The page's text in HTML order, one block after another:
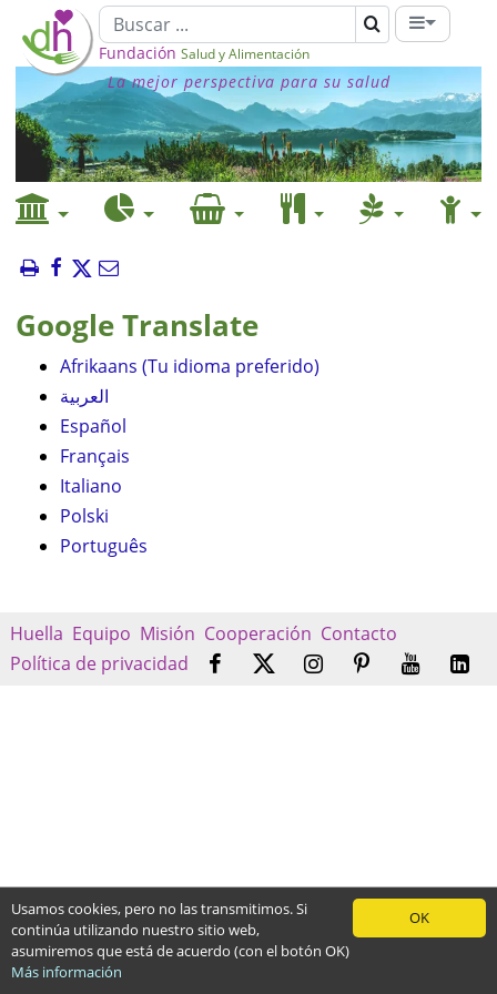
Fundación Salud y Alimentación
La mejor perspectiva para su salud
Google Translate
Afrikaans (Tu idioma preferido)
العربية
Español
Français
Italiano
Polski
Português
Huella Equipo Misión Cooperación Contacto
Política de privacidad
OK
Usamos cookies, pero no las transmitimos. Si
continúa utilizando nuestro sitio web,
asumiremos que está de acuerdo (con el botón OK)
Más información